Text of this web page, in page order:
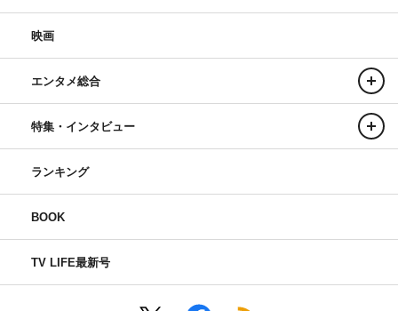
映画
エンタメ総合
特集・インタビュー
ランキング
BOOK
TV LIFE最新号